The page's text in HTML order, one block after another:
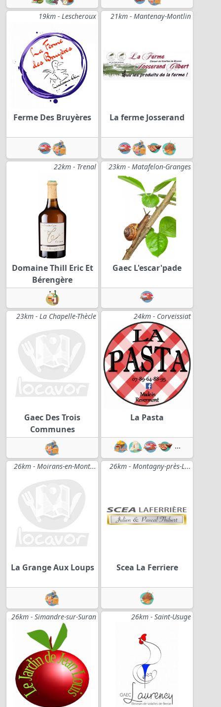
19km - Lescheroux
Ferme Des Bruyères
21km - Mantenay-Montlin
La ferme Josserand
22km - Trenal
Domaine Thill Eric Et
Bérengère
23km - Matafelon-Granges
Gaec L'escar'pade
23km - La Chapelle-Thècle
Gaec Des Trois
Communes
24km - Corveissiat
La Pasta
...
26km - Moirans-en-Mont...
La Grange Aux Loups
26km - Montagny-près-L...
Scea La Ferriere
26km - Simandre-sur-Suran 26km - Saint-Usuge